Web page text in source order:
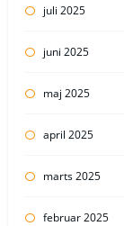
juli 2025
juni 2025
maj 2025
april 2025
marts 2025
februar 2025